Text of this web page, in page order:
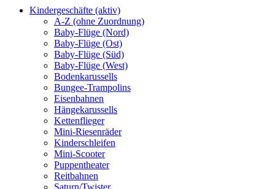
Kindergeschäfte (aktiv)
A-Z (ohne Zuordnung)
Baby-Flüge (Nord)
Baby-Flüge (Ost)
Baby-Flüge (Süd)
Baby-Flüge (West)
Bodenkarussells
Bungee-Trampolins
Eisenbahnen
Hängekarussells
Kettenflieger
Mini-Riesenräder
Kinderschleifen
Mini-Scooter
Puppentheater
Reitbahnen
Saturn/Twister